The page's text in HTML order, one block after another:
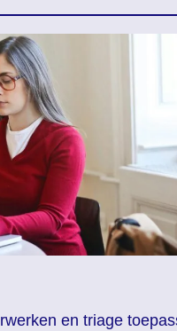
en triage